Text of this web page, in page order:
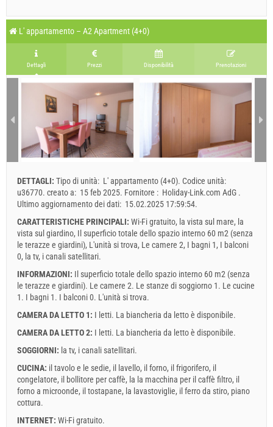
A1 Apartment (2+2) : Prices 2026 EUR
Numero delle persone
16 lug 2026
9 set 2026
10 set 2026
31 dic 2026
1 - 2
157.14 EUR
4
Minimo notti
4
Arrivo
Qualsiasi giorno Qualsiasi giorno
Il prezzo visualizzato è per l'unità per il numero definito delle
persone
Holiday-Link paga: 3 ott 2025 - 31 dic 2026 / - 10 %
ObbligatorioRegistrazione degli ospiti (01.07. - 31.08): 10 EUR (once -
per_person), Registrazione degli ospiti (01.01 - 30.06. / 01.09. -
31.12.): 5 EUR (once - per_person)
agosto 2026
VE
7
10
11 12 13 14
17
18 19 20 21
31
I campi contrassegnati con asterisco (*) sono obbligatori!
L' appartamento – A2 Apartment (4+0)
Dettagli Prezzi Disponibilità Prenotazioni
DETTAGLI: Tipo di unità: L' appartamento (4+0). Codice unità:
u36770. creato a: 15 feb 2025. Fornitore : Holiday-Link.com AdG .
Ultimo aggiornamento dei dati: 15.02.2025 17:59:54.
CARATTERISTICHE PRINCIPALI: Wi-Fi gratuito, la vista sul mare, la
vista sul giardino, Il superficio totale dello spazio interno 60 m2 (senza
le terazze e giardini), L'unità si trova, Le camere 2, I bagni 1, I balconi
0, la tv, i canali satellitari.
INFORMAZIONI: Il superficio totale dello spazio interno 60 m2 (senza
le terazze e giardini). Le camere 2. Le stanze di soggiorno 1. Le cucine
1. I bagni 1. I balconi 0. L'unità si trova.
CAMERA DA LETTO 1: I letti. La biancheria da letto è disponibile.
CAMERA DA LETTO 2: I letti. La biancheria da letto è disponibile.
SOGGIORNI: la tv, i canali satellitari.
CUCINA: il tavolo e le sedie, il lavello, il forno, il frigorifero, il
congelatore, il bollitore per caffè, la la macchina per il caffè filtro, il
forno a microonde, il tostapane, la lavastoviglie, il ferro da stiro, piano
cottura.
INTERNET: Wi-Fi gratuito.